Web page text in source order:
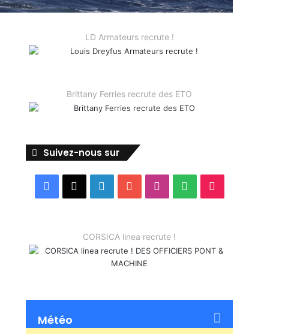
LD Armateurs recrute !
Brittany Ferries recrute des ETO
Suivez-nous sur
Facebook LinkedinYouTubeInstagram
Spotify
CORSICA linea recrute !
Météo